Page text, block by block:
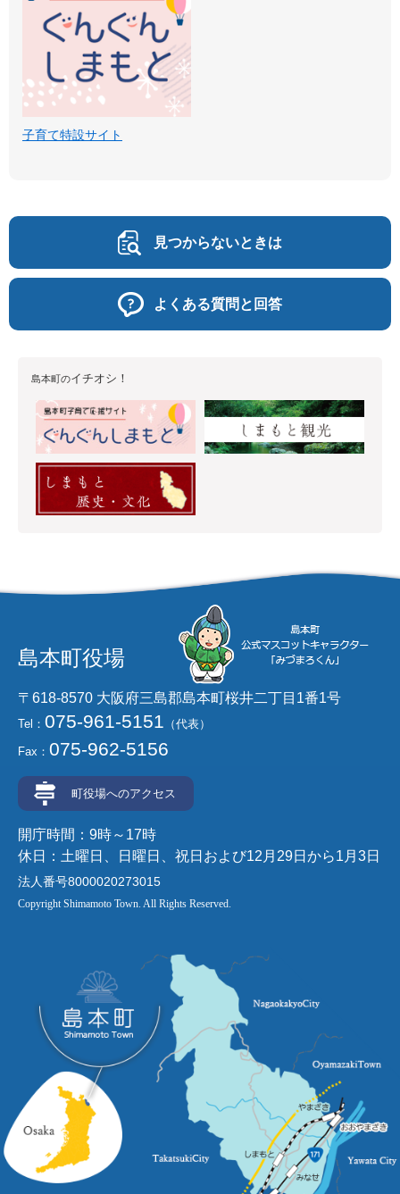
子育て特設サイト
見つからないときは
よくある質問と回答
島本町のイチオシ！
島本町役場
〒618-8570 大阪府三島郡島本町桜井二丁目1番1号
Tel： 075-961-5151 （代表）
Fax： 075-962-5156
町役場へのアクセス
開庁時間：9時～17時
休日：土曜日、日曜日、祝日および12月29日から1月3日
法人番号8000020273015
Copyright Shimamoto Town. All Rights Reserved.